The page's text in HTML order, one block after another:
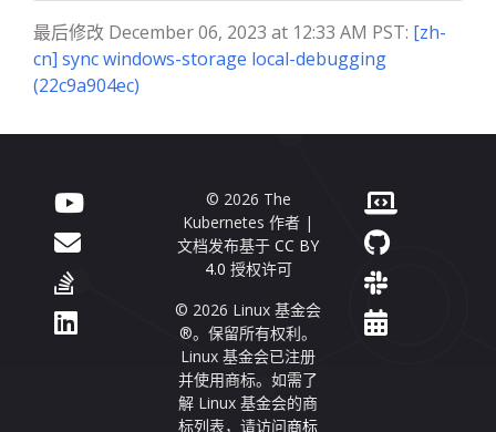
最后修改 December 06, 2023 at 12:33 AM PST: [zh-
cn] sync windows-storage local-debugging
(22c9a904ec)
© 2026 The
Kubernetes 作者 |
文档发布基于 CC BY
4.0 授权许可
© 2026 Linux 基金会
®。保留所有权利。
Linux 基金会已注册
并使用商标。如需了
解 Linux 基金会的商
标列表，请访问商标